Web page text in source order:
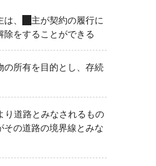
、
主が契約の履行に
をすることができる
所有を目的とし、存続
り道路とみなされるもの
その道路の境界線とみな